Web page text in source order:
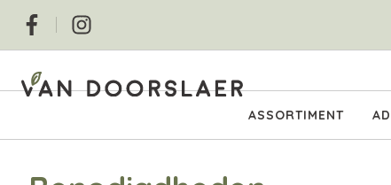
Overslaan
naar
inhoud
Social
Hoofdnavigatie ASSORTIMENT